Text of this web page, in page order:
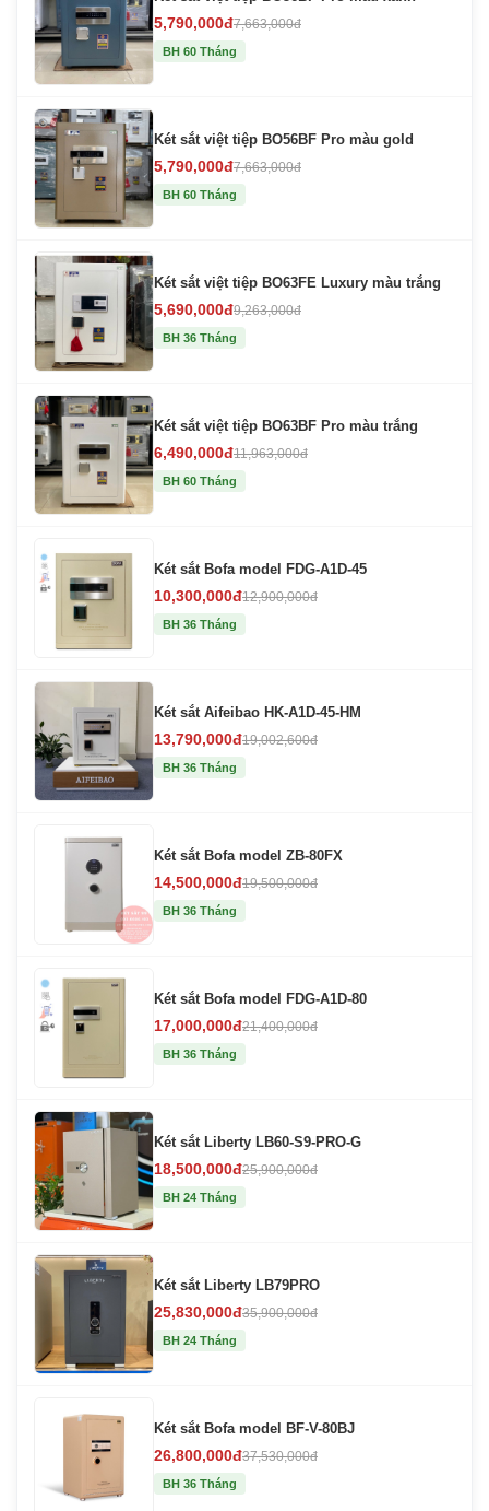
5,790,000đ7,663,000đ
BH 60 Tháng
Két sắt việt tiệp BO56BF Pro màu gold
5,790,000đ7,663,000đ
BH 60 Tháng
Két sắt việt tiệp BO63FE Luxury màu trắng
5,690,000đ9,263,000đ
BH 36 Tháng
Két sắt việt tiệp BO63BF Pro màu trắng
6,490,000đ11,963,000đ
BH 60 Tháng
Két sắt Bofa model FDG-A1D-45
10,300,000đ12,900,000đ
BH 36 Tháng
Két sắt Aifeibao HK-A1D-45-HM
13,790,000đ19,002,600đ
BH 36 Tháng
Két sắt Bofa model ZB-80FX
14,500,000đ19,500,000đ
BH 36 Tháng
Két sắt Bofa model FDG-A1D-80
17,000,000đ21,400,000đ
BH 36 Tháng
Két sắt Liberty LB60-S9-PRO-G
18,500,000đ25,900,000đ
BH 24 Tháng
Két sắt Liberty LB79PRO
25,830,000đ35,900,000đ
BH 24 Tháng
Két sắt Bofa model BF-V-80BJ
26,800,000đ37,530,000đ
BH 36 Tháng